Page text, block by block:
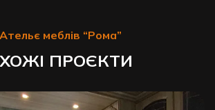
Ательє меблів “Рома”
ПРОЄКТИ